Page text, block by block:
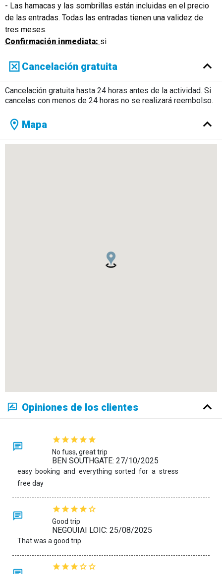
- Las hamacas y las sombrillas están incluidas en el precio
de las entradas. Todas las entradas tienen una validez de
tres meses.
Confirmación inmediata: si
Cancelación gratuita
Cancelación gratuita hasta 24 horas antes de la actividad. Si
cancelas con menos de 24 horas no se realizará reembolso.
Mapa
Opiniones de los clientes
No fuss, great trip
BEN SOUTHGATE: 27/10/2025
easy booking and everything sorted for a stress
free day
Good trip
NEGOUIAI LOIC: 25/08/2025
That was a good trip